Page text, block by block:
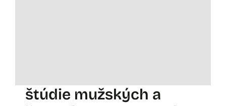
štúdie mužských a